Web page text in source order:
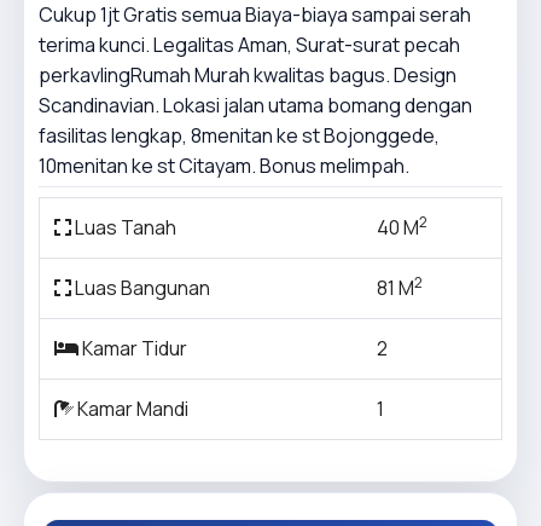
Cukup 1jt Gratis semua Biaya-biaya sampai serah
terima kunci. Legalitas Aman, Surat-surat pecah
perkavlingRumah Murah kwalitas bagus. Design
Scandinavian. Lokasi jalan utama bomang dengan
fasilitas lengkap, 8menitan ke st Bojonggede,
10menitan ke st Citayam. Bonus melimpah.
Luas Tanah 40 M2
Luas Bangunan 81 M2
Kamar Tidur 2
Kamar Mandi 1